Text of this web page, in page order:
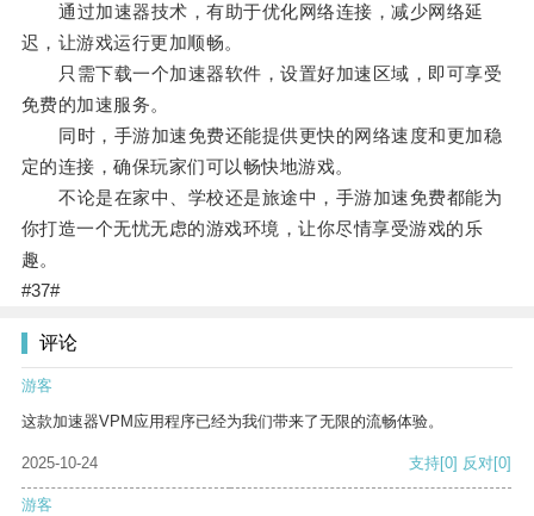
通过加速器技术，有助于优化网络连接，减少网络延
迟，让游戏运行更加顺畅。
只需下载一个加速器软件，设置好加速区域，即可享受
免费的加速服务。
同时，手游加速免费还能提供更快的网络速度和更加稳
定的连接，确保玩家们可以畅快地游戏。
不论是在家中、学校还是旅途中，手游加速免费都能为
你打造一个无忧无虑的游戏环境，让你尽情享受游戏的乐
趣。
#37#
评论
游客
这款加速器VPM应用程序已经为我们带来了无限的流畅体验。
2025-10-24 支持[0] 反对[0]
游客